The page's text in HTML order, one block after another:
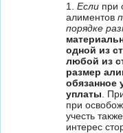
1.
Если при
алиментов
порядке
одной из
любой из
размер
обязанное
уплаты .
при
учесть
интерес